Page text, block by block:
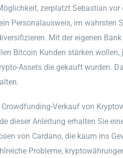
zerplatzt Sebastian
Personalausweis, im wahrsten
Mit der eigenen
Bitcoin Kunden stärken
Assets die gekauft wurden.
Verkauf von
dieser Anleitung erhalten Sie
von Cardano, die kaum ins
Probleme,